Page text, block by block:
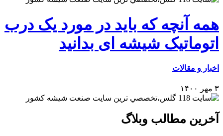
همه آنچه که باید در مورد یک درب
اتوماتیک شیشه ای بدانید
اخبار و مقالات
۳ مهر ۱۴۰۰
آخرین مطالب وبلاگ